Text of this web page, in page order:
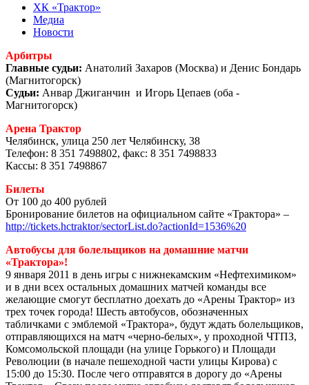
ХК «Трактор»
Медиа
Новости
Арбитры
Главные судьи: Анатолий Захаров (Москва) и Денис Бондарь
(Магнитогорск)
Судьи: Анвар Джиганчин и Игорь Цепаев (оба -
Магнитогорск)
Арена Трактор
Челябинск, улица 250 лет Челябинску, 38
Телефон: 8 351 7498802, факс: 8 351 7498833
Кассы: 8 351 7498867
Билеты
От 100 до 400 рублей
Бронирование билетов на официальном сайте «Трактора» –
http://tickets.hctraktor/sectorList.do?actionId=1536%20
Автобусы для болельщиков на домашние матчи
«Трактора»!
9 января 2011 в день игры с нижнекамским «Нефтехимиком»
и в дни всех остальных домашних матчей команды все
желающие смогут бесплатно доехать до «Арены Трактор» из
трех точек города! Шесть автобусов, обозначенных
табличками с эмблемой «Трактора», будут ждать болельщиков,
отправляющихся на матч «черно-белых», у проходной ЧТПЗ,
Комсомольской площади (на улице Горького) и Площади
Революции (в начале пешеходной части улицы Кирова) с
15:00 до 15:30. После чего отправятся в дорогу до «Арены